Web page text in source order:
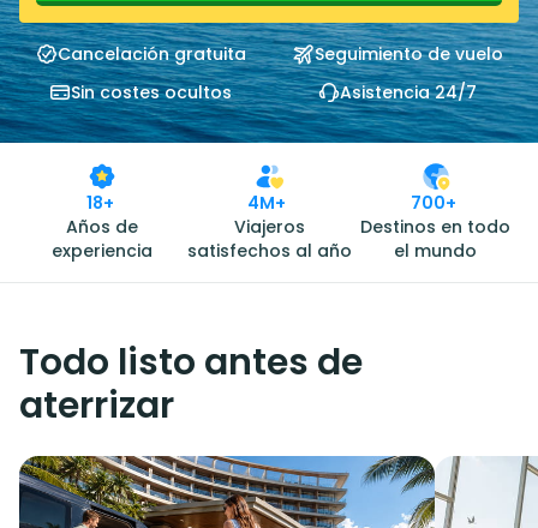
Cancelación gratuita
Seguimiento de vuelo
Sin costes ocultos
Asistencia 24/7
18+
Años de
experiencia
4M+
Viajeros
satisfechos al año
700+
Destinos en todo
el mundo
Todo listo antes de
aterrizar